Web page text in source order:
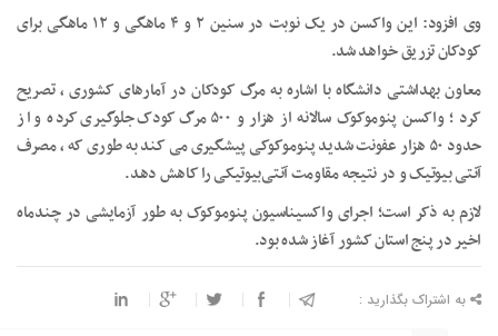
وی افزود: این واکسن در یک نوبت در سنین ۲ و ۴ ماهگی و ۱۲ ماهگی برای
کودکان تزریق خواهد شد.
معاون بهداشتی دانشگاه با اشاره به مرگ‌ کودکان در آمارهای کشوری ، تصریح
کرد ؛ واکسن پنوموکوک سالانه از هزار و ۵۰۰ مرگ کودک جلوگیری کرده و از
حدود ۵۰ هزار عفونت شدید پنوموکوکی پیشگیری می کند به طوری که ، مصرف
آنتی بیوتیک و در نتیجه مقاومت آنتی‌بیوتیکی را کاهش دهد.
لازم به ذکر است؛ اجرای واکسیناسیون پنوموکوک به طور آزمایشی در چندماه
اخیر در پنج استان کشور آغاز شده بود.
به اشتراک بگذارید :